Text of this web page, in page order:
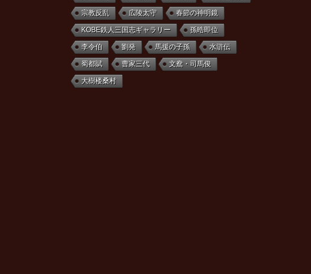
宗教反乱 広陵太守 春節の神明鏡
KOBE鉄人三国志ギャラリー 孫晧即位
李令伯 劉発 馬援の子孫 水滸伝
蜀都賦 曹家三代 文鴦・司馬俊
大樹楼桑村